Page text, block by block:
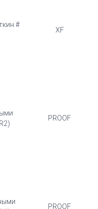
#
XF
PROOF
PROOF